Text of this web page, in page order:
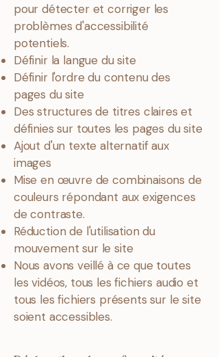
pour détecter et corriger les
problèmes d'accessibilité
potentiels.
Définir la langue du site
Définir l'ordre du contenu des
pages du site
Des structures de titres claires et
définies sur toutes les pages du site
Ajout d'un texte alternatif aux
images
Mise en œuvre de combinaisons de
couleurs répondant aux exigences
de contraste.
Réduction de l'utilisation du
mouvement sur le site
Nous avons veillé à ce que toutes
les vidéos, tous les fichiers audio et
tous les fichiers présents sur le site
soient accessibles.